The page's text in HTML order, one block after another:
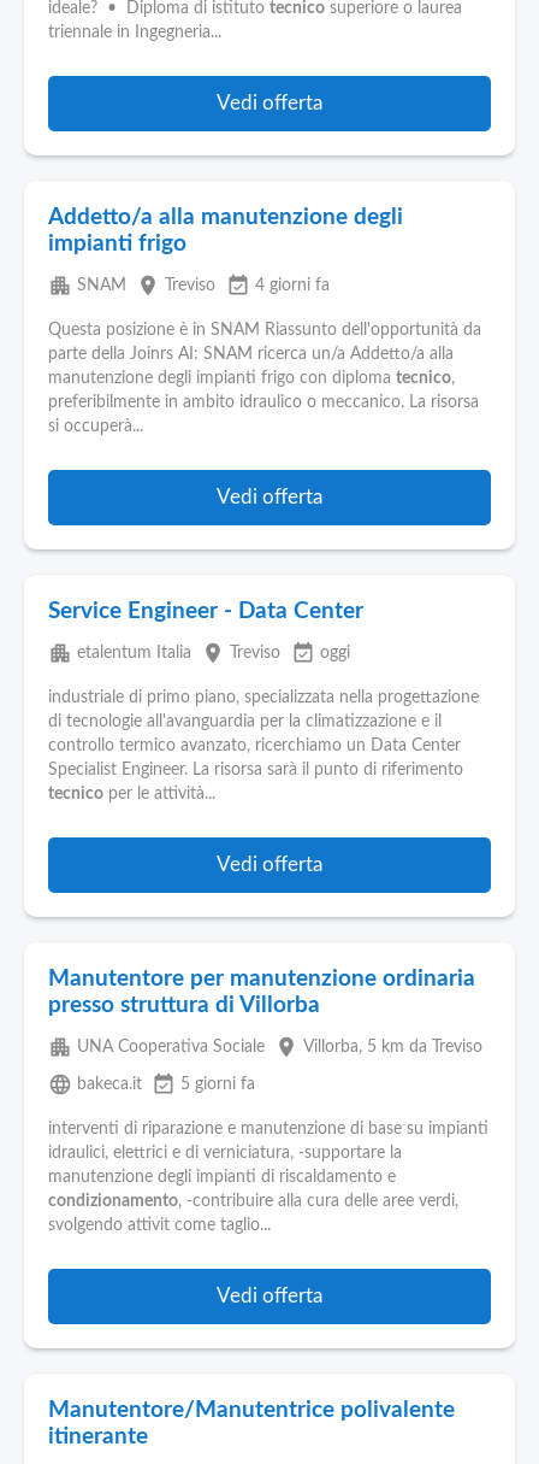
ideale? • Diploma di istituto tecnico superiore o laurea
triennale in Ingegneria...
Vedi offerta
Addetto/a alla manutenzione degli
impianti frigo
apartment SNAM place Treviso event_available 4 giorni fa
Questa posizione è in SNAM Riassunto dell'opportunità da
parte della Joinrs AI: SNAM ricerca un/a Addetto/a alla
manutenzione degli impianti frigo con diploma tecnico,
preferibilmente in ambito idraulico o meccanico. La risorsa
si occuperà...
Vedi offerta
Service Engineer - Data Center
apartment etalentum Italia place Treviso event_available oggi
industriale di primo piano, specializzata nella progettazione
di tecnologie all'avanguardia per la climatizzazione e il
controllo termico avanzato, ricerchiamo un Data Center
Specialist Engineer. La risorsa sarà il punto di riferimento
tecnico per le attività...
Vedi offerta
Manutentore per manutenzione ordinaria
presso struttura di Villorba
apartment UNA Cooperativa Sociale place Villorba, 5 km da Treviso
language bakeca.it event_available 5 giorni fa
interventi di riparazione e manutenzione di base su impianti
idraulici, elettrici e di verniciatura, -supportare la
manutenzione degli impianti di riscaldamento e
condizionamento, -contribuire alla cura delle aree verdi,
svolgendo attivit come taglio...
Vedi offerta
Manutentore/Manutentrice polivalente
itinerante